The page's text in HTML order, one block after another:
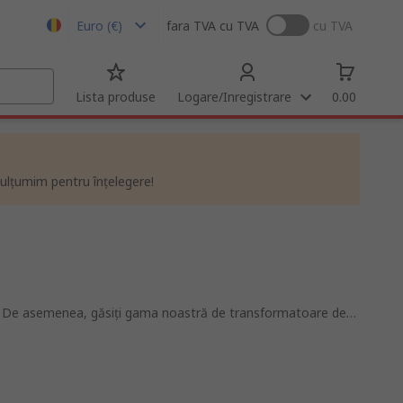
Euro (€) fara TVA cu TVA cu TVA
Lista produse Logare/Inregistrare 0.00
pentru înțelegere!
asemenea, găsiți gama noastră de transformatoare de
marcă RS PRO.
Acestea sunt utilizate în medii rezidențiale și industriale.